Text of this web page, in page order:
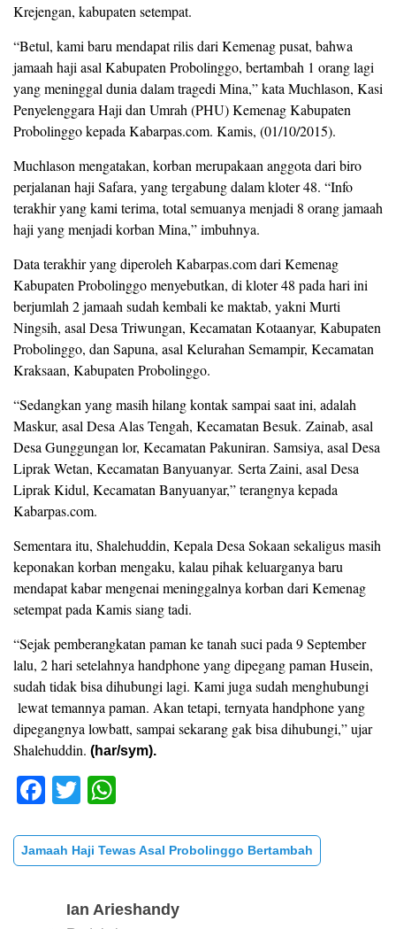
Krejengan, kabupaten setempat.
“Betul, kami baru mendapat rilis dari Kemenag pusat, bahwa
jamaah haji asal Kabupaten Probolinggo, bertambah 1 orang lagi
yang meninggal dunia dalam tragedi Mina,” kata Muchlason, Kasi
Penyelenggara Haji dan Umrah (PHU) Kemenag Kabupaten
Probolinggo kepada Kabarpas.com. Kamis, (01/10/2015).
Muchlason mengatakan, korban merupakaan anggota dari biro
perjalanan haji Safara, yang tergabung dalam kloter 48. “Info
terakhir yang kami terima, total semuanya menjadi 8 orang jamaah
haji yang menjadi korban Mina,” imbuhnya.
Data terakhir yang diperoleh Kabarpas.com dari Kemenag
Kabupaten Probolinggo menyebutkan, di kloter 48 pada hari ini
berjumlah 2 jamaah sudah kembali ke maktab, yakni Murti
Ningsih, asal Desa Triwungan, Kecamatan Kotaanyar, Kabupaten
Probolinggo, dan Sapuna, asal Kelurahan Semampir, Kecamatan
Kraksaan, Kabupaten Probolinggo.
“Sedangkan yang masih hilang kontak sampai saat ini, adalah
Maskur, asal Desa Alas Tengah, Kecamatan Besuk. Zainab, asal
Desa Gunggungan lor, Kecamatan Pakuniran. Samsiya, asal Desa
Liprak Wetan, Kecamatan Banyuanyar. Serta Zaini, asal Desa
Liprak Kidul, Kecamatan Banyuanyar,” terangnya kepada
Kabarpas.com.
Sementara itu, Shalehuddin, Kepala Desa Sokaan sekaligus masih
keponakan korban mengaku, kalau pihak keluarganya baru
mendapat kabar mengenai meninggalnya korban dari Kemenag
setempat pada Kamis siang tadi.
“Sejak pemberangkatan paman ke tanah suci pada 9 September
lalu, 2 hari setelahnya handphone yang dipegang paman Husein,
sudah tidak bisa dihubungi lagi. Kami juga sudah menghubungi
lewat temannya paman. Akan tetapi, ternyata handphone yang
dipegangnya lowbatt, sampai sekarang gak bisa dihubungi,” ujar
Shalehuddin. (har/sym).
F
c
e
T
tt
er
at
s
A
Jamaah Haji Tewas Asal Probolinggo Bertambah
Ian Arieshandy